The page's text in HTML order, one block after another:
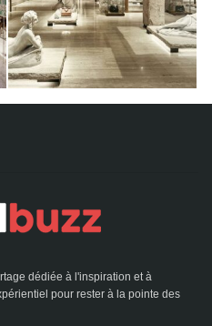
dédiée à l'inspiration et à
pour rester à la pointe des